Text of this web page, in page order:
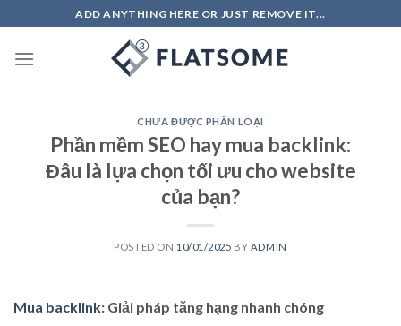
to
content
ADD ANYTHING HERE OR JUST REMOVE IT...
CHƯA ĐƯỢC PHÂN LOẠI
Phần mềm SEO hay mua backlink:
Đâu là lựa chọn tối ưu cho website
của bạn?
POSTED ON 10/01/2025 BY ADMIN
Mua backlink: Giải pháp tăng hạng nhanh chóng